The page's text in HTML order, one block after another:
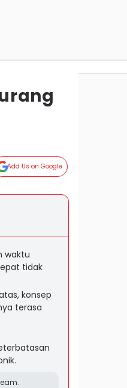
Add Us on Google
waktu
tidak
konsep
terasa